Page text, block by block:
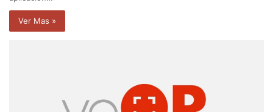
Ver Mas »